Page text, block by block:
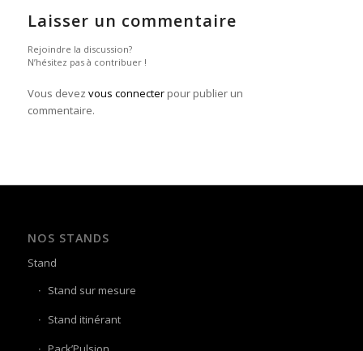
Laisser un commentaire
Rejoindre la discussion?
N’hésitez pas à contribuer !
Vous devez vous connecterpour publier un
commentaire.
NOS STANDS
Stand
Stand sur mesure
Stand itinérant